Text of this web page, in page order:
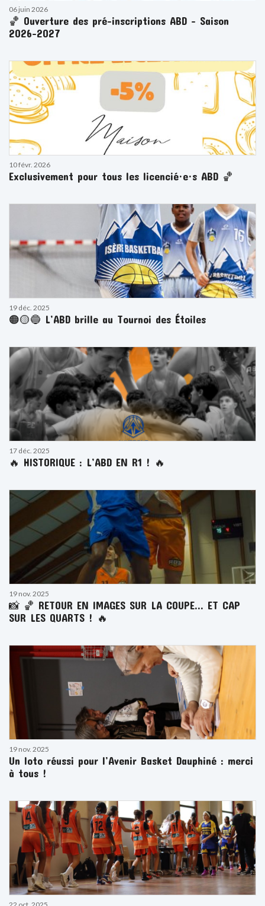
06 juin 2026
🏀 Ouverture des pré-inscriptions ABD – Saison
2026-2027
10 févr. 2026
Exclusivement pour tous les licencié·e·s ABD 🏀
19 déc. 2025
🟠🟡🔵 L’ABD brille au Tournoi des Étoiles
17 déc. 2025
🔥 HISTORIQUE : L’ABD EN R1 ! 🔥
19 nov. 2025
📸 🏀 RETOUR EN IMAGES SUR LA COUPE… ET CAP
SUR LES QUARTS ! 🔥
19 nov. 2025
Un loto réussi pour l’Avenir Basket Dauphiné : merci
à tous !